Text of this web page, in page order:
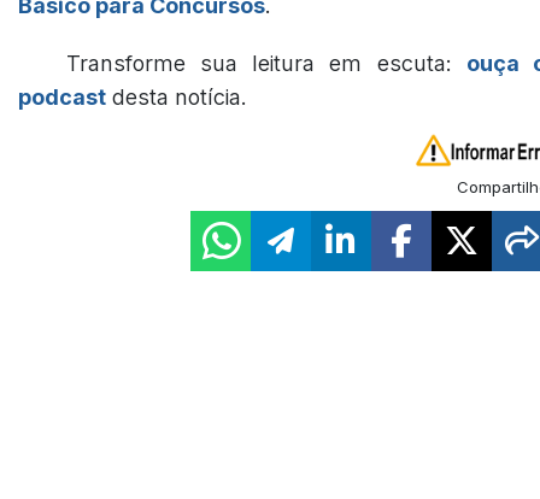
Básico para Concursos.
Transforme sua leitura em escuta: ouça
podcast desta notícia.